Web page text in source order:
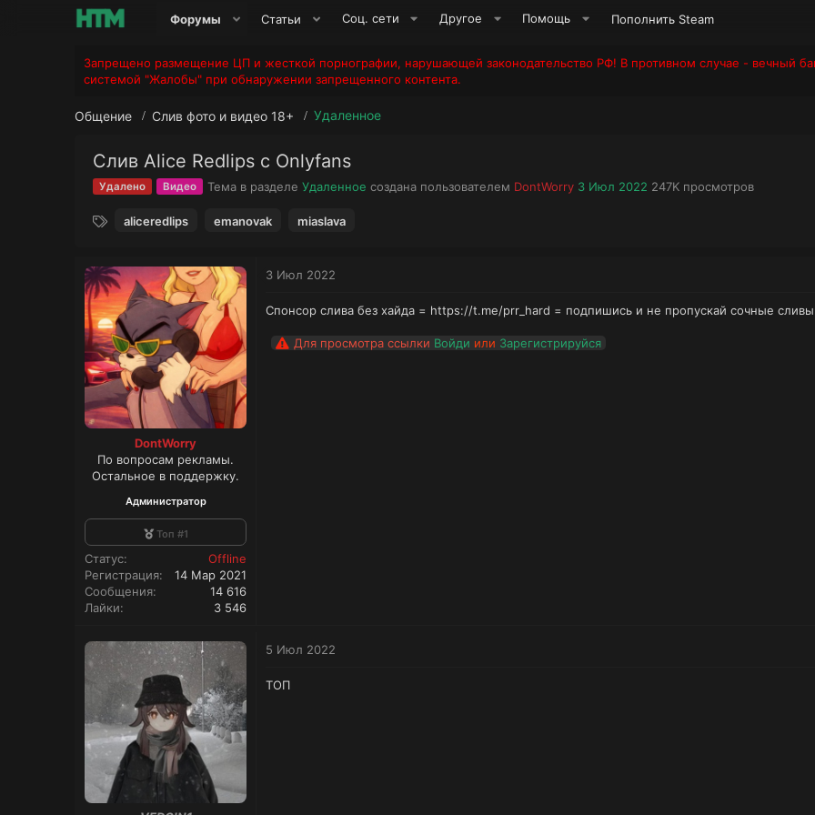
Форумы Статьи Соц. сети Другое Помощь Пополнить Steam
Запрещено размещение ЦП и жесткой порнографии, нарушающей законодательство РФ! В противном случае - вечный
системой "Жалобы" при обнаружении запрещенного контента.
Общение Слив фото и видео 18+ Удаленное
Слив Alice Redlips с Onlyfans
Удалено Видео Тема в разделе Удаленное создана пользователем А
ы
DontWorry Д
л
3 Июл 2022 П
ы
247Kпросмотров
и
aliceredlips emanovak miaslava
DontWorry
По вопросам рекламы.
Остальное в поддержку.
Администратор
Топ #1
Статус
Offline
Регистрация
14 Мар 2021
Сообщения
14 616
Лайки
3 546
3 Июл 2022
Спонсор слива без хайда = https://t.me/prr_hard = подпишись и не пропускай сочные сливы
Для просмотра ссылки Войди или Зарегистрируйся
5 Июл 2022
ТОП